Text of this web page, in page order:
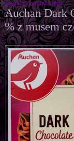
środa, 23 grudnia 2020
Auchan Dark
% z musem